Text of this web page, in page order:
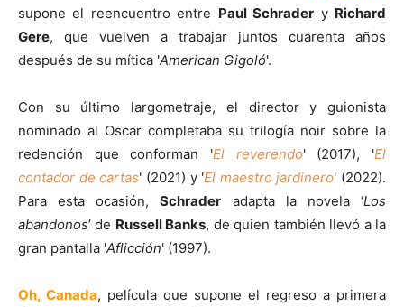
supone el reencuentro entre Paul Schrader y Richard
Gere, que vuelven a trabajar juntos cuarenta años
después de su mítica 'American Gigoló'.
Con su último largometraje, el director y guionista
nominado al Oscar completaba su trilogía noir sobre la
redención que conforman 'El reverendo' (2017), 'El
contador de cartas' (2021) y 'El maestro jardinero' (2022).
Para esta ocasión,Schrader adapta la novela ‘Los
abandonos’ de Russell Banks, de quien también llevó a la
gran pantalla 'Aflicción' (1997).
Oh, Canada, película que supone el regreso a primera